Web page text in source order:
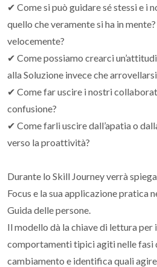
✔︎ Come si può guidare sé stessi e i
quello che veramente si ha in
velocemente?
✔︎ Come possiamo crearci
alla Soluzione invece che
✔︎ Come far uscire i nostri
confusione?
✔︎ Come farli uscire dall’apatia o
verso la proattività?
Durante lo Skill Journey verrà
Focus e la sua applicazione pratica
Guida delle persone.
Il modello dà la chiave di lettura
comportamenti tipici agiti nelle fasi
cambiamento e identifica quali